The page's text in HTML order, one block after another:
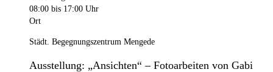
08:00 bis 17:00 Uhr
Ort
Städt. Begegnungszentrum Mengede
Ausstellung: „Ansichten“ – Fotoarbeiten von Gabi